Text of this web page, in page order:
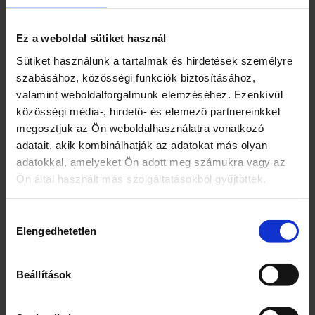
Ez a weboldal sütiket használ
Sütiket használunk a tartalmak és hirdetések személyre
szabásához, közösségi funkciók biztosításához,
valamint weboldalforgalmunk elemzéséhez. Ezenkívül
közösségi média-, hirdető- és elemező partnereinkkel
megosztjuk az Ön weboldalhasználatra vonatkozó
adatait, akik kombinálhatják az adatokat más olyan
adatokkal, amelyeket Ön adott meg számukra vagy az
Ön által használt más szolgáltatásokból gyűjtöttek.
kiválasztása
Elengedhetetlen
Beállítások
homokszűrős vízforgatók
vízét, a szűrőközeg takarítása mégis
könnyebb és kevesebb időt vesz igénybe.
Kapcsolódó termékek